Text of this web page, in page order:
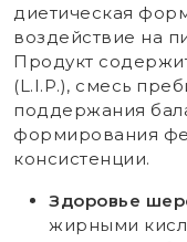
диетическая
воздействие на
Продукт
(L.I.P.), смесь
поддержания
формирования
консистенции.
Здоровье
жирными